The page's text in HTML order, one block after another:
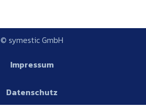
© symestic GmbH
Impressum
Datenschutz